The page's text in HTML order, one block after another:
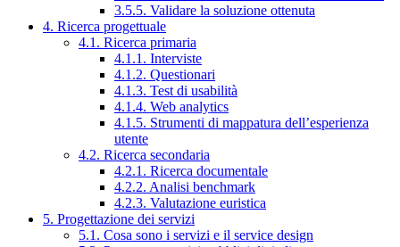
3.5.5. Validare la soluzione ottenuta
4. Ricerca progettuale
4.1. Ricerca primaria
4.1.1. Interviste
4.1.2. Questionari
4.1.3. Test di usabilità
4.1.4. Web analytics
4.1.5. Strumenti di mappatura dell’esperienza
utente
4.2. Ricerca secondaria
4.2.1. Ricerca documentale
4.2.2. Analisi benchmark
4.2.3. Valutazione euristica
5. Progettazione dei servizi
5.1. Cosa sono i servizi e il service design